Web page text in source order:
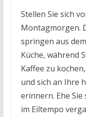
Stellen Sie sich
Montagmorgen.
springen aus
Küche, während
Kaffee zu
und sich an Ihre
erinnern. Ehe
im Eiltempo